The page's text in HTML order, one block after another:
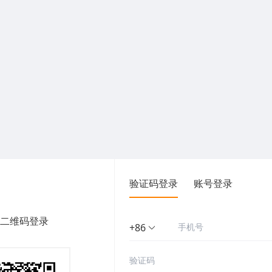
维码登录
验证码登录 账号登录
+86